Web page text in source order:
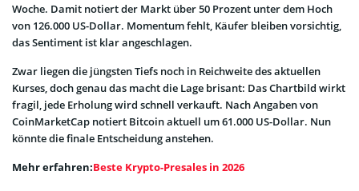
Woche. Damit notiert der Markt über 50 Prozent unter dem Hoch
von 126.000 US-Dollar. Momentum fehlt, Käufer bleiben vorsichtig,
das Sentiment ist klar angeschlagen.
Zwar liegen die jüngsten Tiefs noch in Reichweite des aktuellen
Kurses, doch genau das macht die Lage brisant: Das Chartbild wirkt
fragil, jede Erholung wird schnell verkauft. Nach Angaben von
CoinMarketCap notiert Bitcoin aktuell um 61.000 US-Dollar. Nun
könnte die finale Entscheidung anstehen.
Mehr erfahren:Beste Krypto-Presales in 2026